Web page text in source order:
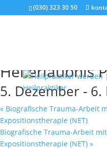
(030) 323 30 50
Heilerlaubnis
5. Dezember - 6.
« Biografische Trauma-Arbeit
Expositionstherapie (NET)
Biografische Trauma-Arbeit
Expositionstherapie (NET) »